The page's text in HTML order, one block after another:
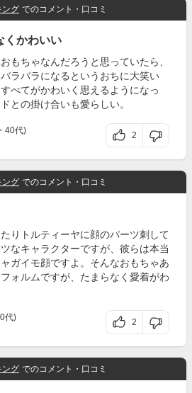
ング でのコメント・口コミ
くかわいい
もちゃなんだろうと思っていたら、
ラバラになるというおちに大笑い
べてがかわいく思えるようになっ
との掛け合いも愛らしい。
40代)
2
ング でのコメント・口コミ
りトルティーヤに顔のパーツ刺して
なキャラクターですが、彼らは本当
ガイモ顔ですよ。そんなおもちゃあ
ォルムですが、たまらなく愛着がわ
代)
2
ング でのコメント・口コミ